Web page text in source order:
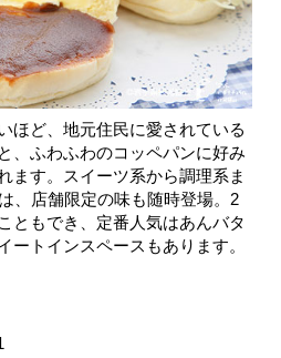
ほど、地元住民に愛されている
、ふわふわのコッペパンに好み
ます。スイーツ系から調理系ま
、店舗限定の味も随時登場。2
ともでき、定番人気はあんバタ
ートインスペースもあります。